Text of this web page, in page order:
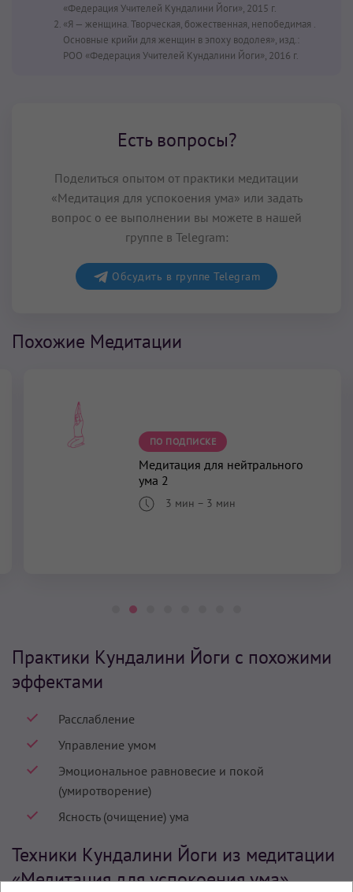
«Федерация Учителей Кундалини Йоги», 2015 г.
«Я — женщина. Творческая, божественная, непобедимая .
Основные крийи для женщин в эпоху водолея», изд.:
РОО «Федерация Учителей Кундалини Йоги», 2016 г.
Есть вопросы?
Поделиться опытом от практики медитации
«Медитация для успокоения ума» или задать
вопрос о ее выполнении вы можете в нашей
группе в Telegram:
Обсудить в группе Telegram
Похожие Медитации
ПО ПОДПИСКЕ
Медитация для нейтрального
ума 2
3 мин – 3 мин
Практики Кундалини Йоги с похожими
эффектами
Расслабление
Управление умом
Эмоциональное равновесие и покой
(умиротворение)
Ясность (очищение) ума
Техники Кундалини Йоги из медитации
«Медитация для успокоения ума»